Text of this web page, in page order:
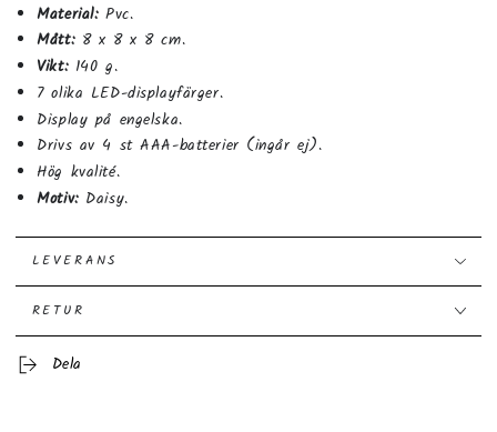
Material: Pvc.
Mått:8 x 8 x 8 cm.
Vikt:140 g.
7 olika LED-displayfärger.
Display på engelska.
Drivs av 4 st AAA-batterier (ingår ej).
Hög kvalité.
Motiv:Daisy.
LEVERANS
RETUR
Dela